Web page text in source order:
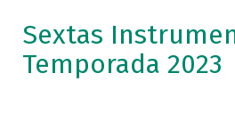
Sextas
Temporada 2023